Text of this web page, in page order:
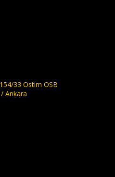
33 Ostim OSB
Ankara